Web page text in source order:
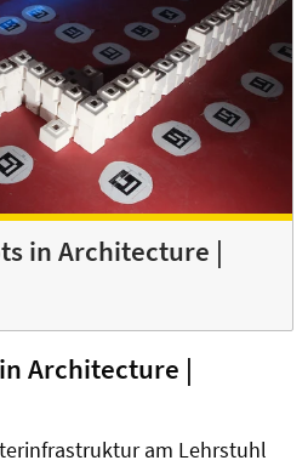
in Architecture |
Architecture |
am Lehrstuhl